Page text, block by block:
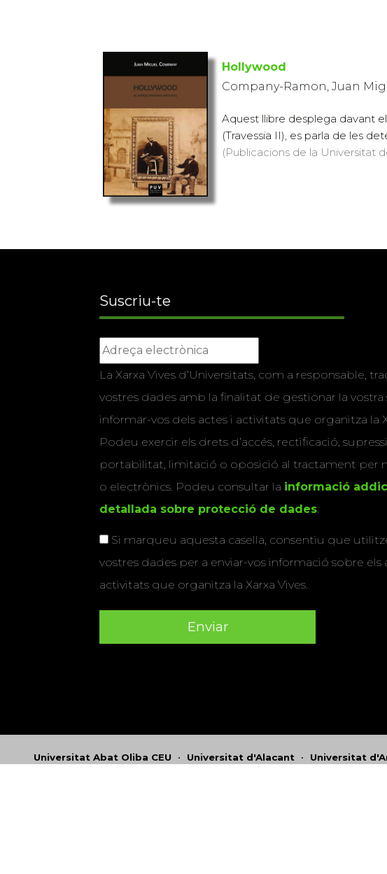
Hollywood
Company-Ramon, Juan
Aquest llibre desplega davant
(Travessia II), es parla de les
(Publicacions de la Universitat
Suscriu-te
La Xarxa Vives d’Universitats, com a responsable,
vostres dades amb la finalitat de gestionar la vostra
informar-vos dels actes i activitats que organitza la
Podeu exercir els drets d’accés, rectificació,
portabilitat, limitació o oposició al tractament per
o electrònics. Podeu consultar la informació
detallada sobre protecció de dades
Si marqueu aquesta casella, consentiu que
vostres dades per a enviar-vos informació sobre els
activitats que organitza la Xarxa Vives.
Universitat Abat Oliba CEU • Universitat d'Alacant • Universitat